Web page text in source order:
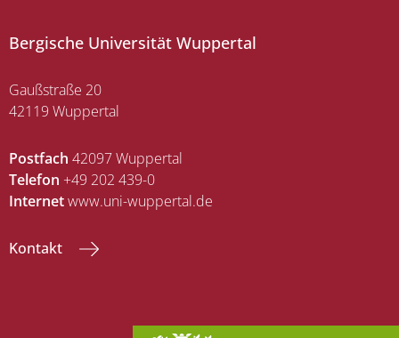
Bergische Universität Wuppertal
Gaußstraße 20
42119 Wuppertal
Postfach 42097 Wuppertal
Telefon +49 202 439-0
Internetwww.uni-wuppertal.de
Kontakt